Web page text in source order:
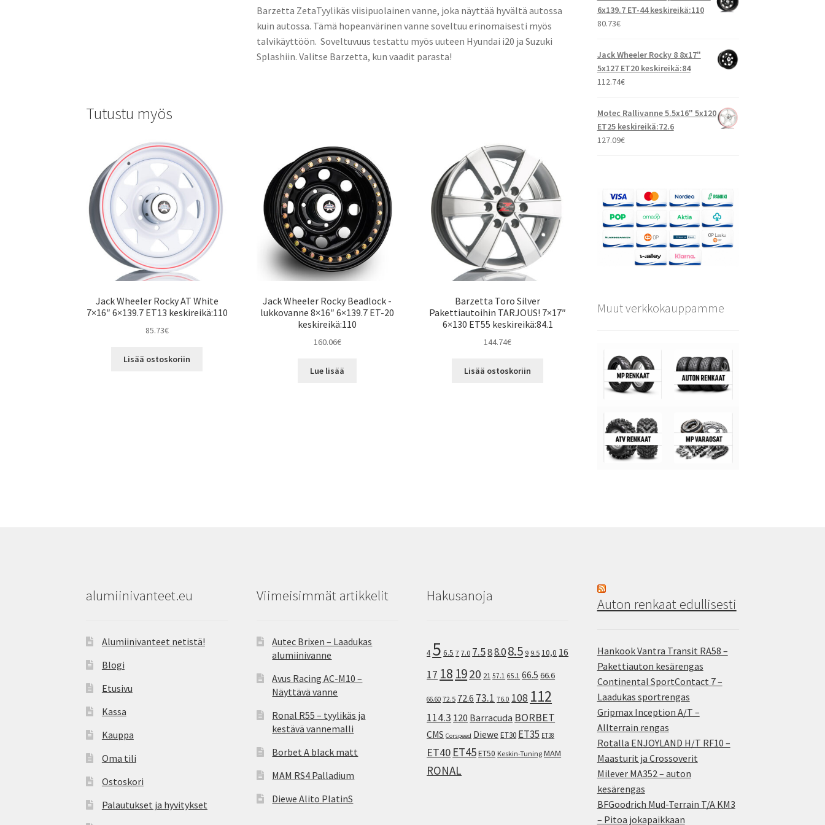
Barzetta ZetaTyylikäs viisipuolainen vanne, joka näyttää hyvältä autossa
kuin autossa. Tämä hopeanvärinen vanne soveltuu erinomaisesti myös
talvikäyttöön. Soveltuvuus testattu myös uuteen Hyundai i20 ja Suzuki
Splashiin. Valitse Barzetta, kun vaadit parasta!
Tutustu myös
Jack Wheeler Rocky AT White
7×16″ 6×139.7 ET13 keskireikä:110
85.73€
Lisää ostoskoriin
Jack Wheeler Rocky Beadlock -
lukkovanne 8×16″ 6×139.7 ET-20
keskireikä:110
160.06€
Lue lisää
Barzetta Toro Silver
Pakettiautoihin TARJOUS! 7×17″
6×130 ET55 keskireikä:84.1
144.74€
Lisää ostoskoriin
6x139.7 ET-44 keskireikä:110
80.73€
Jack Wheeler Rocky 8 8x17"
5x127 ET20 keskireikä:84
112.74€
Motec Rallivanne 5.5x16" 5x120
ET25 keskireikä:72.6
127.09€
Muut verkkokauppamme
alumiinivanteet.eu
Alumiinivanteet netistä!
Blogi
Etusivu
Kassa
Kauppa
Oma tili
Ostoskori
Palautukset ja hyvitykset
Viimeisimmät artikkelit
Autec Brixen – Laadukas
alumiinivanne
Avus Racing AC-M10 –
Näyttävä vanne
Ronal R55 – tyylikäs ja
kestävä vannemalli
Borbet A black matt
MAM RS4 Palladium
Diewe Alito PlatinS
Hakusanoja
4 5 6.5 7 7.0 7.588.08.5 9 9.5 10,0 16
17 18 1920 21 57.1 65.1 66.5 66.6
66.60 72.5 72.6 73.1 76.0 108 112
114.3 120 Barracuda BORBET
CMS Corspeed Diewe ET30 ET35 ET38
ET40 ET45ET50 Keskin-Tuning MAM
RONAL
Auton renkaat edullisesti
Hankook Vantra Transit RA58 –
Pakettiauton kesärengas
Continental SportContact 7 –
Laadukas sportrengas
Gripmax Inception A/T –
Allterrain rengas
Rotalla ENJOYLAND H/T RF10 –
Maasturit ja Crossoverit
Milever MA352 – auton
kesärengas
BFGoodrich Mud-Terrain T/A KM3
– Pitoa jokapaikkaan